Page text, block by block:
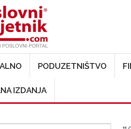
PODUZETNIŠTVO
IZDANJA